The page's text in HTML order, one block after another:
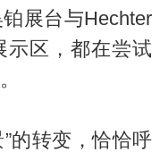
展台与Hechter
示区，都在尝试
”的转变，恰恰呼